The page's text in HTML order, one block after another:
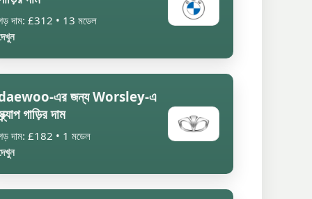
দাম: £312 • 13 মডেল
এর জন্য Worsley-এ
গাড়ির দাম
দাম: £182 • 1 মডেল